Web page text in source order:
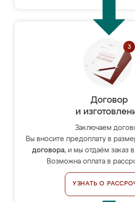
Договор
и
Заключаем
Вы вносите предоплату в
договора, и мы отдаём заказ
Возможна оплата в
УЗНАТЬ О